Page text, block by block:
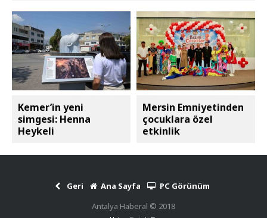
Kemer’in yeni
simgesi: Henna
Heykeli
Mersin Emniyetinden
çocuklara özel
etkinlik
Geri Ana Sayfa
PC Görünüm
Antalya Haberal © 2018